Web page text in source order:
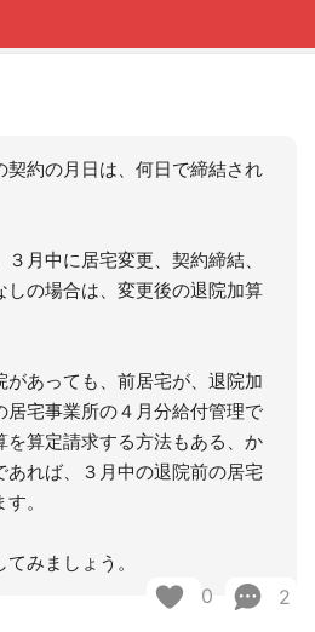
契約の月日は、何日で締結され
月中に居宅変更、契約締結、
しの場合は、変更後の退院加算
があっても、前居宅が、退院加
居宅事業所の４月分給付管理で
を算定請求する方法もある、か
あれば、３月中の退院前の居宅
。
みましょう。
0 2